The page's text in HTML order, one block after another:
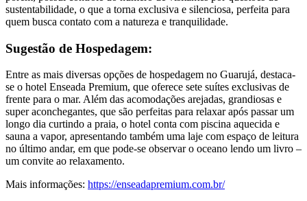
sustentabilidade, o que a torna exclusiva e silenciosa, perfeita para
quem busca contato com a natureza e tranquilidade.
Sugestão de Hospedagem:
Entre as mais diversas opções de hospedagem no Guarujá, destaca-
se o hotel Enseada Premium, que oferece sete suítes exclusivas de
frente para o mar. Além das acomodações arejadas, grandiosas e
super aconchegantes, que são perfeitas para relaxar após passar um
longo dia curtindo a praia, o hotel conta com piscina aquecida e
sauna a vapor, apresentando também uma laje com espaço de leitura
no último andar, em que pode-se observar o oceano lendo um livro –
um convite ao relaxamento.
Mais informações: https://enseadapremium.com.br/